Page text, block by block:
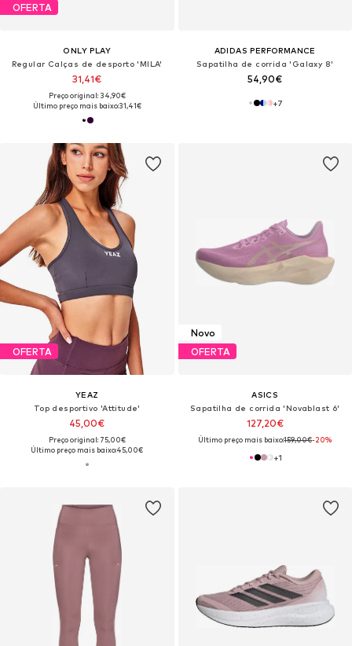
OFERTA
ONLY PLAY
Regular Calças de desporto 'MILA'
31,41€
Preço original: 34,90€
Último preço mais baixo:31,41€
ADIDAS PERFORMANCE
Sapatilha de corrida 'Galaxy 8'
54,90€
+7
OFERTA
YEAZ
Top desportivo 'Attitude'
45,00€
Preço original: 75,00€
Último preço mais baixo:45,00€
Novo
OFERTA
ASICS
Sapatilha de corrida 'Novablast 6'
127,20€
Último preço mais baixo:159,00€-20%
+1